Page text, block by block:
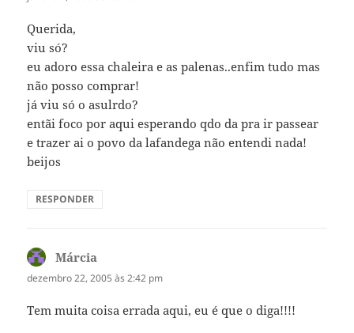
Querida,
viu só?
eu adoro essa chaleira e as palenas..enfim tudo mas
não posso comprar!
já viu só o asulrdo?
entãi foco por aqui esperando qdo da pra ir passear
e trazer ai o povo da lafandega não entendi nada!
beijos
RESPONDER
Márcia
dezembro 22, 2005 às 2:42 pm
Tem muita coisa errada aqui, eu é que o diga!!!!